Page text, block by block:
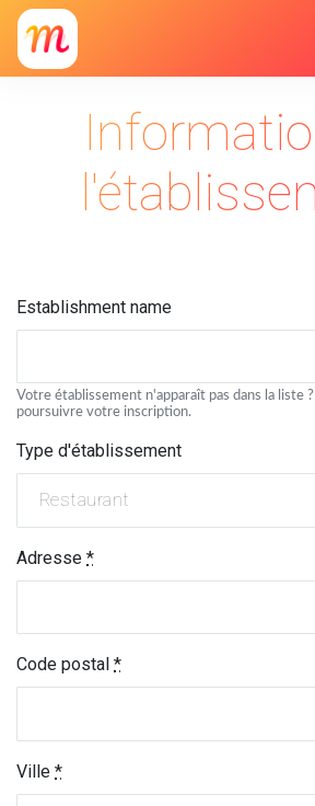
Establishment name
Votre établissement n'apparaît pas dans la liste ?
poursuivre votre inscription.
Type d'établissement
Adresse *
Code postal *
Ville *